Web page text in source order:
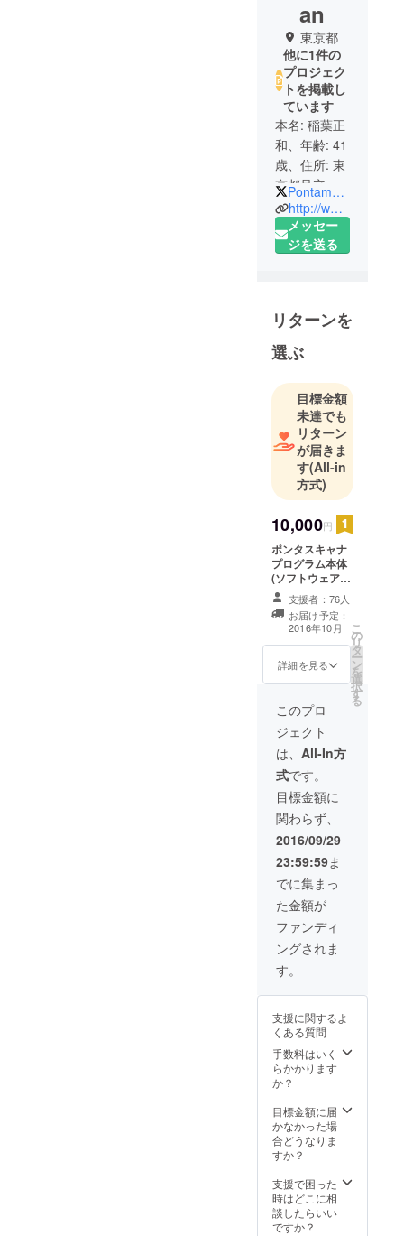
an
東京都
他に1件の
プロジェク
トを掲載し
ています
本名: 稲葉正
和、年齢: 41
歳、住所: 東
京都足立区
です。
株式会社ポ
ンタ研究所
Pontamarusan
http://www.ponta-labo.com/
メッセー
ジを送る
リターンを
選ぶ
目標金額
未達でも
リターン
が届きま
す(All-in
方式)
10,000円
ポンタスキャナ
プログラム本体
(ソフトウェアの
みなので、使用
するにはXYZ社
の3Dハンディス
キャナまたはイ
ンテルSR300カ
メラが必要にな
支援者：76人
お届け予定：
2016年10月
詳細を見る
こ
の
リ
タ
ー
ン
を
選
択
す
る
このプロ
ジェクト
は、 All-In方
式です。
目標金額に
関わらず、
2016/09/29
23:59:59ま
でに集まっ
た金額が
ファンディ
ングされま
す。
支援に関するよ
くある質問
手数料はいく
らかかります
か？
目標金額に届
かなかった場
合どうなりま
すか？
支援で困った
時はどこに相
談したらいい
ですか？